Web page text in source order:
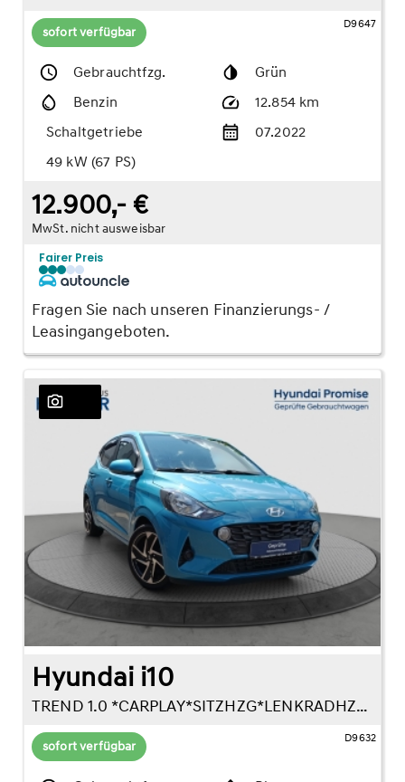
sofort verfügbar
D9647
Gebrauchtfzg.
Grün
Benzin
12.854 km
Schaltgetriebe
07.2022
49 kW (67 PS)
12.900,- €
MwSt. nicht ausweisbar
Fairer Preis
Fragen Sie nach unseren Finanzierungs- /
Leasingangeboten.
Hyundai i10
TREND 1.0 *CARPLAY*SITZHZG*LENKRADHZG*DAB*
sofort verfügbar
D9632